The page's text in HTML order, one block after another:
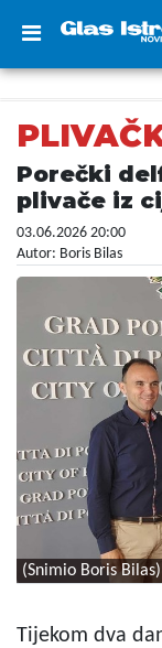
Porečki
plivače iz
03.06.2026 20:00
Autor: Boris Bilas
(Snimio Boris Bilas)
Tijekom dva